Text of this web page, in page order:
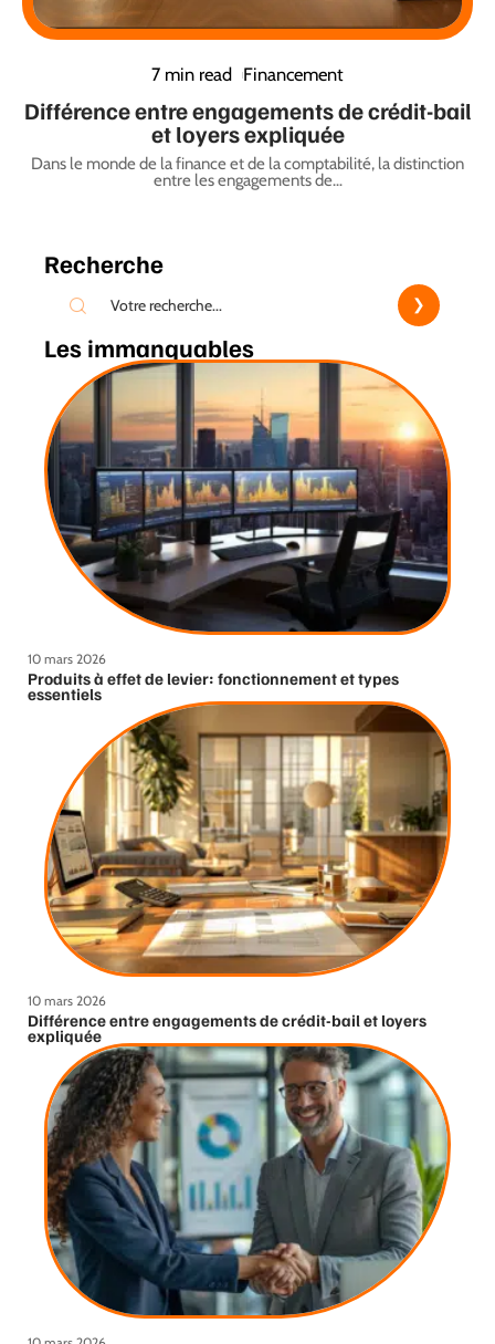
7 min read Financement
Différence entre engagements de crédit-bail
et loyers expliquée
Dans le monde de la finance et de la comptabilité, la distinction
entre les engagements de…
Recherche
Les immanquables
10 mars 2026
Produits à effet de levier: fonctionnement et types
essentiels
10 mars 2026
Différence entre engagements de crédit-bail et loyers
expliquée